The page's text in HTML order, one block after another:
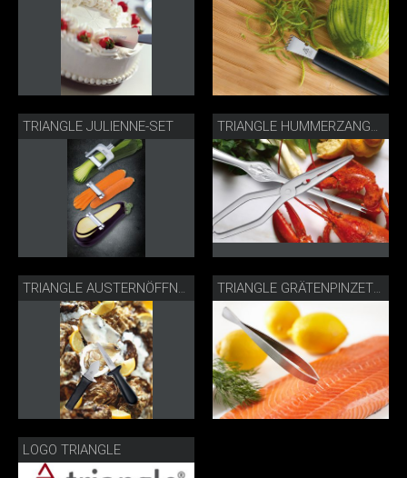
TRIANGLE JULIENNE-SET TRIANGLE HUMMERZANGE & -GABEL
TRIANGLE AUSTERNÖFFNER & AUSTERNMESSER TRIANGLE GRÄTENPINZETTE
LOGO TRIANGLE